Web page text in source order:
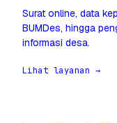
Surat online, data
BUMDes, hingga
informasi desa.
Lihat layanan →